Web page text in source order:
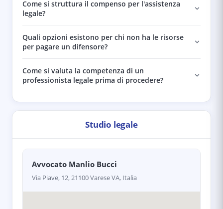
Come si struttura il compenso per l'assistenza
legale?
Quali opzioni esistono per chi non ha le risorse
per pagare un difensore?
Come si valuta la competenza di un
professionista legale prima di procedere?
Studio legale
Avvocato Manlio Bucci
Via Piave, 12, 21100 Varese VA, Italia